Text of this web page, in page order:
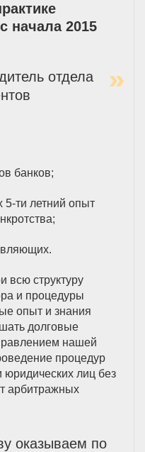
начала 2015
отдела
банков;
ти летний опыт
всю структуру
и процедуры
опыт и знания
долговые
нашей
процедур
юридических лиц без
арбитражных
оказываем по